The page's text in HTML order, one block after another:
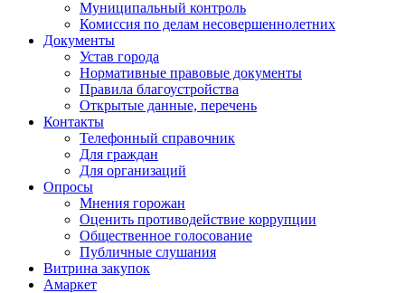
Муниципальный контроль
Комиссия по делам несовершеннолетних
Документы
Устав города
Нормативные правовые документы
Правила благоустройства
Открытые данные, перечень
Контакты
Телефонный справочник
Для граждан
Для организаций
Опросы
Мнения горожан
Оценить противодействие коррупции
Общественное голосование
Публичные слушания
Витрина закупок
Амаркет